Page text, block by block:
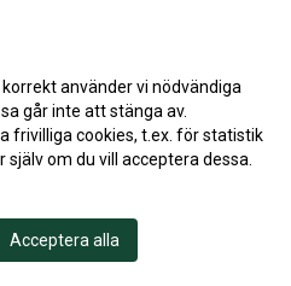
använder vi nödvändiga
går inte att stänga av.
frivilliga cookies, t.ex. för statistik
om du vill acceptera dessa.
Acceptera alla